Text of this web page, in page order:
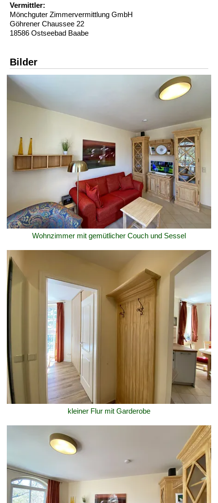
Vermittler:
Mönchguter Zimmervermittlung GmbH
Göhrener Chaussee 22
18586 Ostseebad Baabe
Bilder
Wohnzimmer mit gemütlicher Couch und Sessel
kleiner Flur mit Garderobe